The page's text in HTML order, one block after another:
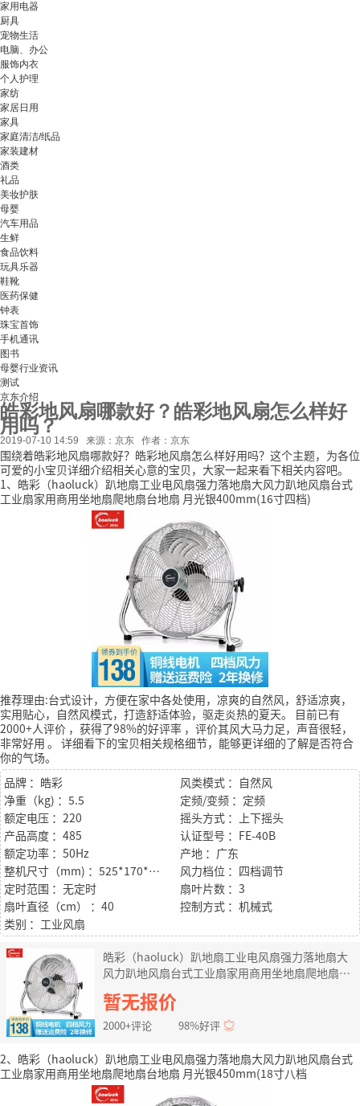
家用电器
厨具
宠物生活
电脑、办公
服饰内衣
个人护理
家纺
家居日用
家具
家庭清洁/纸品
家装建材
酒类
礼品
美妆护肤
母婴
汽车用品
生鲜
食品饮料
玩具乐器
鞋靴
医药保健
钟表
珠宝首饰
手机通讯
图书
母婴行业资讯
测试
京东介绍
皓彩地风扇哪款好？皓彩地风扇怎么样好
用吗？
2019-07-10 14:59 来源：京东 作者：京东
围绕着皓彩地风扇哪款好？皓彩地风扇怎么样好用吗？这个主题，为各位
可爱的小宝贝详细介绍相关心意的宝贝，大家一起来看下相关内容吧。
1、皓彩（haoluck）趴地扇工业电风扇强力落地扇大风力趴地风扇台式
工业扇家用商用坐地扇爬地扇台地扇 月光银400mm(16寸四档)
推荐理由:台式设计，方便在家中各处使用，凉爽的自然风，舒适凉爽，
实用贴心，自然风模式，打造舒适体验，驱走炎热的夏天。
目前已有
2000+人评价 ，获得了98%的好评率 ，评价其风大马力足，声音很轻，
非常好用 。 详细看下的宝贝相关规格细节，能够更详细的了解是否符合
你的气场。
品牌 ：皓彩
风类模式 ：自然风
净重（kg) ：5.5
定频/变频 ：定频
额定电压 ：220
摇头方式 ：上下摇头
产品高度 ：485
认证型号 ：FE-40B
额定功率 ：50Hz
产地 ：广东
整机尺寸（mm) ：525*170*485
风力档位 ：四档调节
定时范围 ：无定时
扇叶片数 ：3
扇叶直径（cm） ：40
控制方式 ：机械式
类别 ：工业风扇
皓彩（haoluck）趴地扇工业电风扇强力落地扇大
风力趴地风扇台式工业扇家用商用坐地扇爬地扇台
地扇 月光银400mm(16寸四档)
暂无报价
2000+评论 98%好评
2、皓彩（haoluck）趴地扇工业电风扇强力落地扇大风力趴地风扇台式
工业扇家用商用坐地扇爬地扇台地扇 月光银450mm(18寸八档